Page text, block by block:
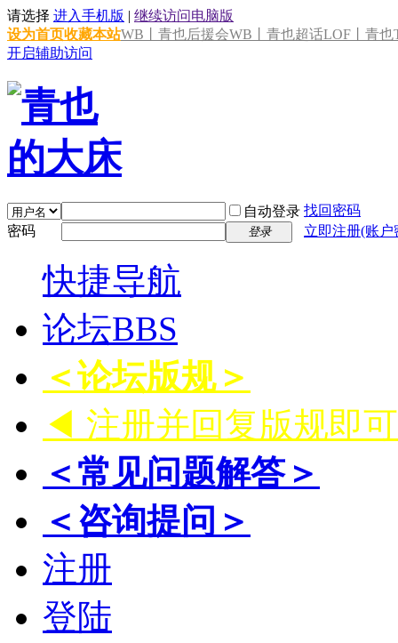
请选择 进入手机版 | 继续访问电脑版
设为首页收藏本站WB丨青也后援会WB丨青也超话LOF丨青也
开启辅助访问
自动登录 找回密码
密码
登录 立即注册(账
快捷导航
论坛BBS
＜论坛版规＞
◀ 注册并回复版规即
＜常见问题解答＞
＜咨询提问＞
注册
登陆